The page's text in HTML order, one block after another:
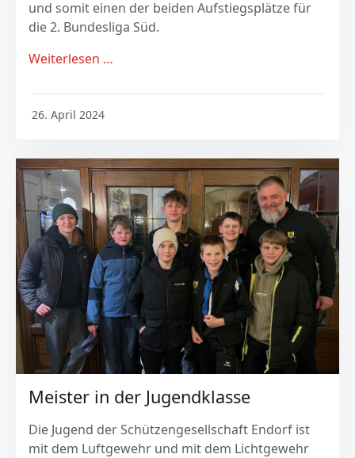
und somit einen der beiden Aufstiegsplätze für
die 2. Bundesliga Süd.
Weiterlesen …
26. April 2024
Meister in der Jugendklasse
Die Jugend der Schützengesellschaft Endorf ist
mit dem Luftgewehr und mit dem Lichtgewehr